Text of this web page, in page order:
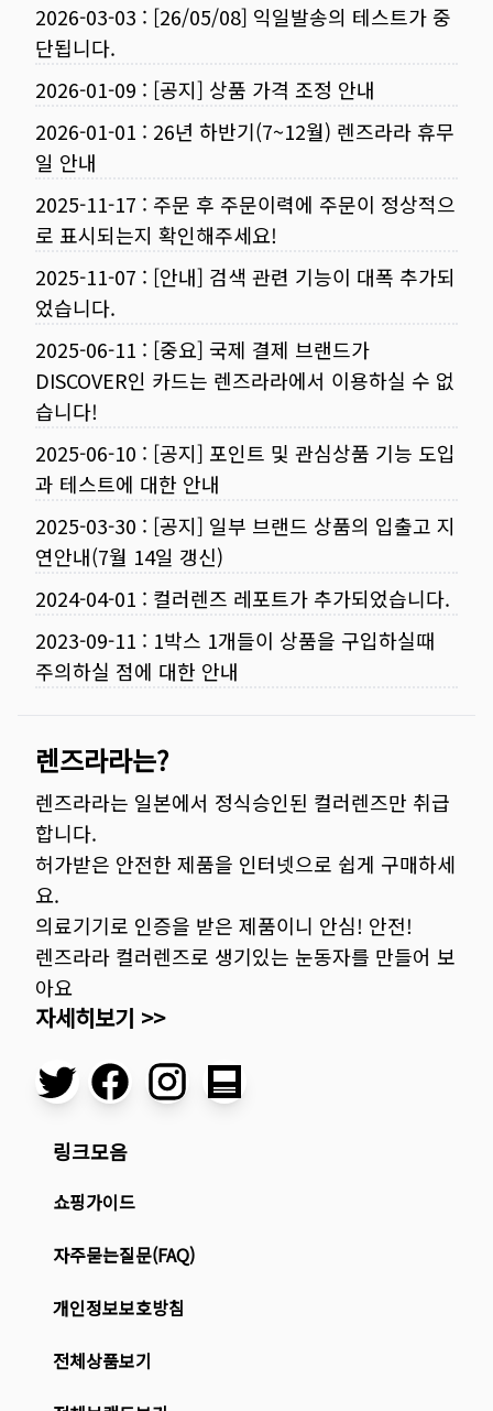
2026-03-03 : [26/05/08] 익일발송의 테스트가 중
단됩니다.
2026-01-09 : [공지] 상품 가격 조정 안내
2026-01-01 : 26년 하반기(7~12월) 렌즈라라 휴무
일 안내
2025-11-17 : 주문 후 주문이력에 주문이 정상적으
로 표시되는지 확인해주세요!
2025-11-07 : [안내] 검색 관련 기능이 대폭 추가되
었습니다.
2025-06-11 : [중요] 국제 결제 브랜드가
DISCOVER인 카드는 렌즈라라에서 이용하실 수 없
습니다!
2025-06-10 : [공지] 포인트 및 관심상품 기능 도입
과 테스트에 대한 안내
2025-03-30 : [공지] 일부 브랜드 상품의 입출고 지
연안내(7월 14일 갱신)
2024-04-01 : 컬러렌즈 레포트가 추가되었습니다.
2023-09-11 : 1박스 1개들이 상품을 구입하실때
주의하실 점에 대한 안내
렌즈라라는?
렌즈라라는 일본에서 정식승인된 컬러렌즈만 취급
합니다.
허가받은 안전한 제품을 인터넷으로 쉽게 구매하세
요.
의료기기로 인증을 받은 제품이니 안심! 안전!
렌즈라라 컬러렌즈로 생기있는 눈동자를 만들어 보
아요
자세히보기 >>
링크모음
쇼핑가이드
자주묻는질문(FAQ)
개인정보보호방침
전체상품보기